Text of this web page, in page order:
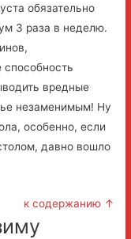
обязательно
3 раза в неделю.
вредные
незаменимым! Ну
особенно, если
давно вошло
к содержанию ↑